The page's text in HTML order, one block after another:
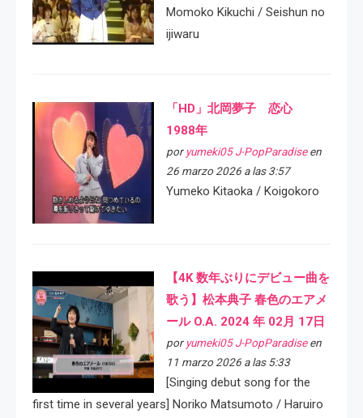
Momoko Kikuchi / Seishun no
ijiwaru
「HD」北岡夢子 恋心
1988年
por yumeki05 J-PopParadiseen
26 marzo 2026 a las 3:57
Yumeko Kitaoka / Koigokoro
【4K 数年ぶりにデビュー曲を
歌う】松本典子 春色のエアメ
ール O.A. 2024 年 02月 17日
por yumeki05 J-PopParadiseen
11 marzo 2026 a las 5:33
[Singing debut song for the
first time in several years] Noriko Matsumoto / Haruiro